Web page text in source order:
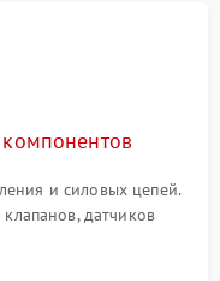
и силовых цепей.
датчиков
степени износа
колец гидросистемы